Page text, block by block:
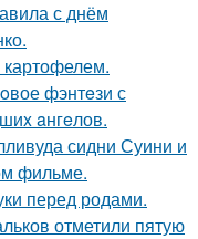
с днём
фэнтeзи с
aнгeлов.
сидни Суини и
фильме.
перед родами.
отметили пятую